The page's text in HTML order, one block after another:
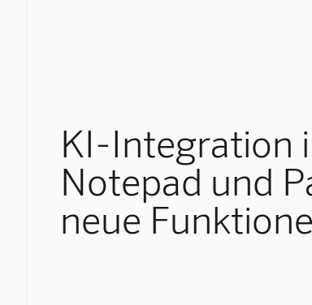
KI-Integration
Notepad und
neue